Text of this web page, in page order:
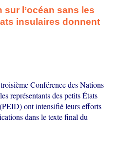
sur l’océan sans les
insulaires donnent
Conférence des Nations
représentants des petits États
ont intensifié leurs efforts
dans le texte final du